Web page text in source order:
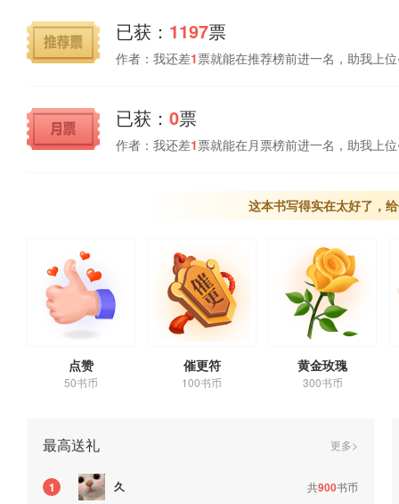
已获： 1197票
作者：我还差1票就能在推荐榜前进一名，助我上
已获： 0票
作者：我还差1票就能在月票榜前进一名，助我上
这本书写得实在太好了，
点赞
50书币
催更符
100书币
黄金玫瑰
300书币
最高送礼 更多>
1 久 共900书币